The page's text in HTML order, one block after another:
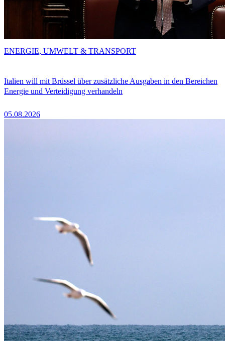
Italien will mit Brüssel über zusätzliche Ausgaben in den Bereichen
Energie und Verteidigung verhandeln
05.08.2026
ENERGIE, UMWELT & TRANSPORT